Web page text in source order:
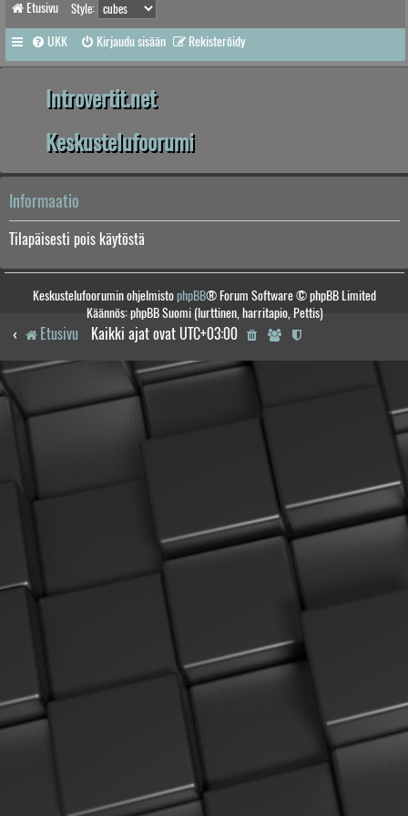
Etusivu Style:
UKK Kirjaudu sisään Rekisteröidy
Introvertit.net
Keskustelufoorumi
Informaatio
Tilapäisesti pois käytöstä
Keskustelufoorumin ohjelmistophpBB® Forum Software © phpBB Limited
Käännös: phpBB Suomi (lurttinen, harritapio, Pettis)
Etusivu Kaikki ajat ovat UTC+03:00